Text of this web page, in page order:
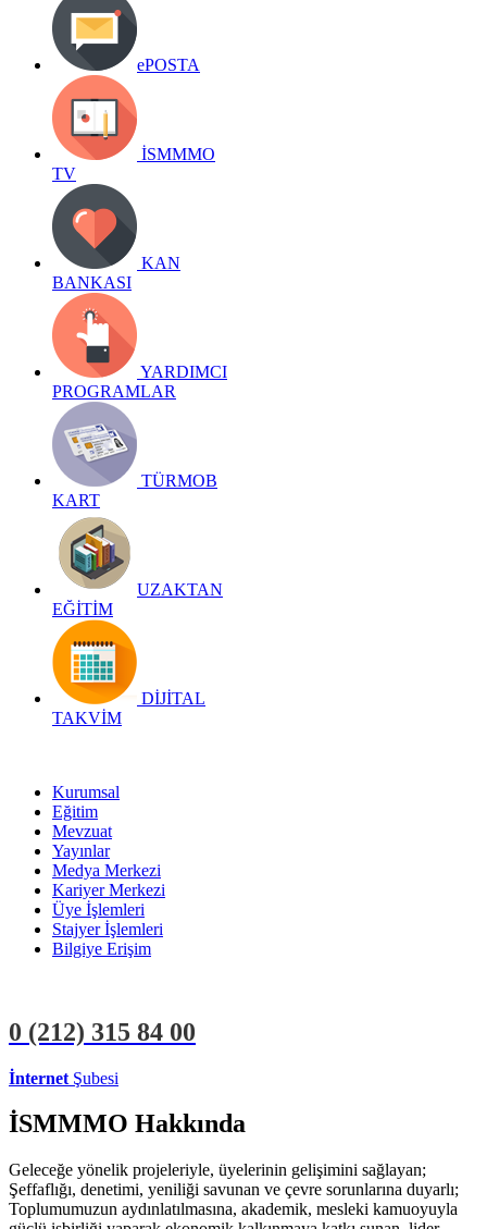
ePOSTA
İSMMMO
TV
KAN
BANKASI
YARDIMCI
PROGRAMLAR
TÜRMOB
KART
UZAKTAN
EĞİTİM
DİJİTAL
TAKVİM
Kurumsal
Eğitim
Mevzuat
Yayınlar
Medya Merkezi
Kariyer Merkezi
Üye İşlemleri
Stajyer İşlemleri
Bilgiye Erişim
0 (212) 315 84 00
İnternet Şubesi
İSMMMO Hakkında
Geleceğe yönelik projeleriyle, üyelerinin gelişimini sağlayan;
Şeffaflığı, denetimi, yeniliği savunan ve çevre sorunlarına duyarlı;
Toplumumuzun aydınlatılmasına, akademik, mesleki kamuoyuyla